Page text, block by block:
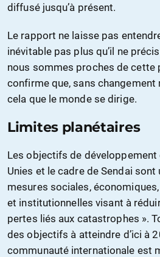
diffusé jusqu’à présent.
Le rapport ne laisse pas
inévitable pas plus qu’il ne
nous sommes proches de cette
confirme que, sans changement
cela que le monde se dirige.
Limites planétaires
Les objectifs de
Unies et le cadre de Sendai sont
mesures sociales,
et institutionnelles visant à
pertes liés aux catastrophes ».
des objectifs à atteindre d’ici à
communauté internationale est